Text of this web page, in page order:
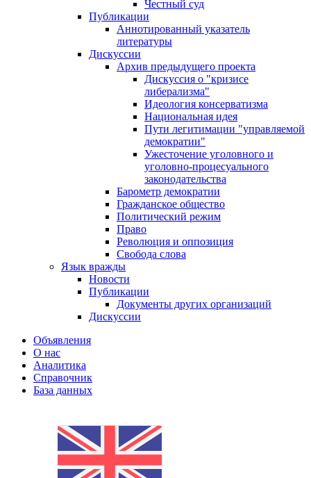
Честный суд
Публикации
Аннотированный указатель
литературы
Дискуссии
Архив предыдущего проекта
Дискуссия о "кризисе
либерализма"
Идеология консерватизма
Национальная идея
Пути легитимации "управляемой
демократии"
Ужесточение уголовного и
уголовно-процесуального
законодательства
Барометр демократии
Гражданское общество
Политический режим
Право
Революция и оппозиция
Свобода слова
Язык вражды
Новости
Публикации
Документы других организаций
Дискуссии
Объявления
О нас
Аналитика
Справочник
База данных